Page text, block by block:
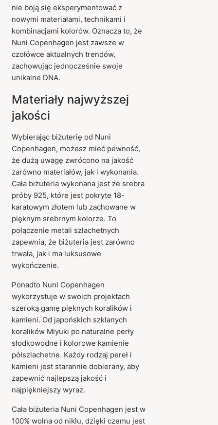
nie boją się eksperymentować z
nowymi materiałami, technikami i
kombinacjami kolorów. Oznacza to, że
Nuni Copenhagen jest zawsze w
czołówce aktualnych trendów,
zachowując jednocześnie swoje
unikalne DNA.
Materiały najwyższej
jakości
Wybierając biżuterię od Nuni
Copenhagen, możesz mieć pewność,
że dużą uwagę zwrócono na jakość
zarówno materiałów, jak i wykonania.
Cała biżuteria wykonana jest ze srebra
próby 925, które jest pokryte 18-
karatowym złotem lub zachowane w
pięknym srebrnym kolorze. To
połączenie metali szlachetnych
zapewnia, że biżuteria jest zarówno
trwała, jak i ma luksusowe
wykończenie.
Ponadto Nuni Copenhagen
wykorzystuje w swoich projektach
szeroką gamę pięknych koralików i
kamieni. Od japońskich szklanych
koralików Miyuki po naturalne perły
słodkowodne i kolorowe kamienie
półszlachetne. Każdy rodzaj pereł i
kamieni jest starannie dobierany, aby
zapewnić najlepszą jakość i
najpiękniejszy wyraz.
Cała biżuteria Nuni Copenhagen jest w
100% wolna od niklu, dzięki czemu jest